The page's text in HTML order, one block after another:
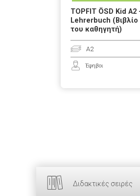
Διδακτικές σειρές
TOPFIT ÖSD Kid A2
Lehrerbuch (Βιβλίο
του καθηγητή)
A2
Έφηβοι